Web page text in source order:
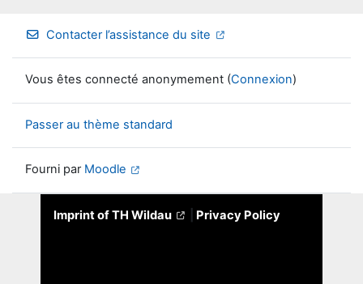
Contacter l’assistance du site
Vous êtes connecté anonymement (Connexion)
Passer au thème standard
Fourni par Moodle
Imprint of TH Wildau Privacy Policy